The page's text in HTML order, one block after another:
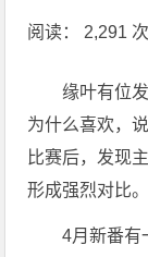
阅读： 2,291 次
缘叶有位
为什么喜欢，
比赛后，发现
形成强烈对比。
4月新番有